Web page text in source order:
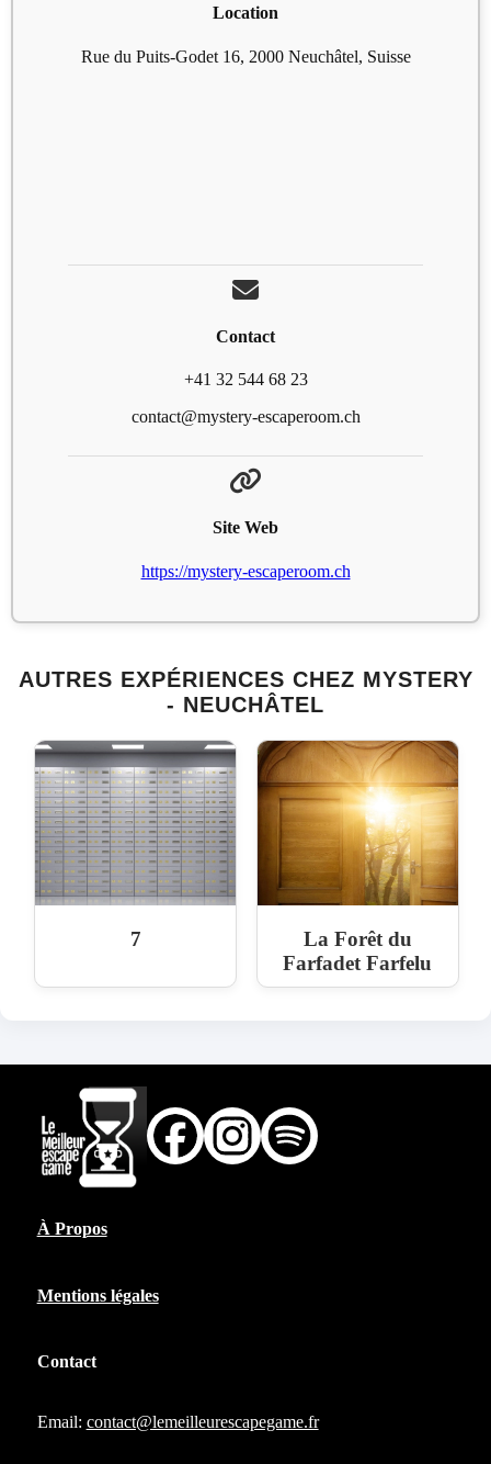
Location
Rue du Puits-Godet 16, 2000 Neuchâtel, Suisse
Contact
+41 32 544 68 23
contact@mystery-escaperoom.ch
Site Web
https://mystery-escaperoom.ch
AUTRES EXPÉRIENCES CHEZ MYSTERY
- NEUCHÂTEL
7
La Forêt du
Farfadet Farfelu
À Propos
Mentions légales
Contact
Email: contact@lemeilleurescapegame.fr